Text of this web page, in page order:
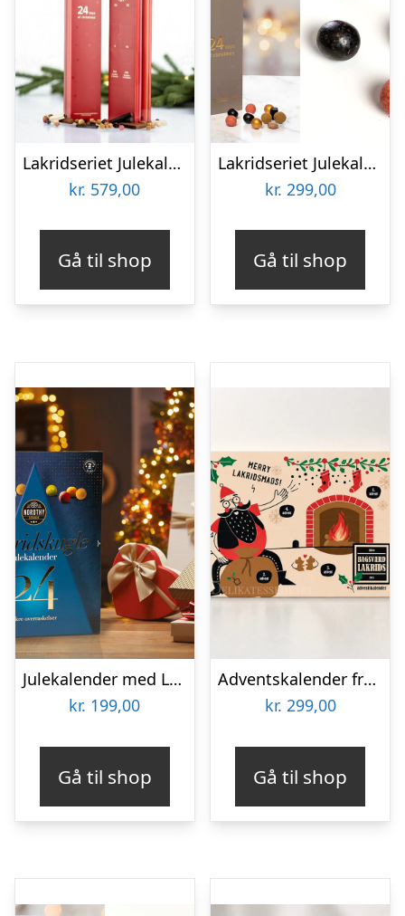
Lakridseriet Julekalender – Ultimativ Lakridskalender 2026
kr. 579,00
Gå til shop
Lakridseriet Julekalender 360 gram
kr. 299,00
Gå til shop
Julekalender med Lakridskugler fra Nordthy
kr. 199,00
Gå til shop
Adventskalender fra Bagsværd Lakrids 2026
kr. 299,00
Gå til shop